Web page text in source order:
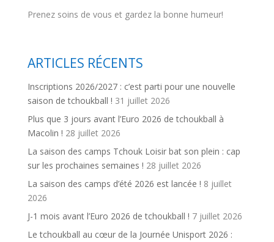
Prenez soins de vous et gardez la bonne humeur!
ARTICLES RÉCENTS
Inscriptions 2026/2027 : c’est parti pour une nouvelle
saison de tchoukball ! 31 juillet 2026
Plus que 3 jours avant l’Euro 2026 de tchoukball à
Macolin ! 28 juillet 2026
La saison des camps Tchouk Loisir bat son plein : cap
sur les prochaines semaines ! 28 juillet 2026
La saison des camps d’été 2026 est lancée ! 8 juillet
2026
J-1 mois avant l’Euro 2026 de tchoukball ! 7 juillet 2026
Le tchoukball au cœur de la Journée Unisport 2026 :